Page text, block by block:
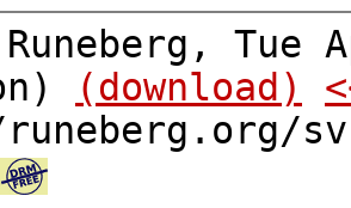
Tue
(download)